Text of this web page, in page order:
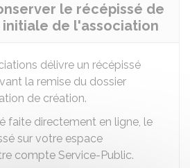
le récépissé de
de l'association
délivre un récépissé
la remise du dossier
de création.
faite directement en ligne, le
sur votre espace
compte Service-Public.